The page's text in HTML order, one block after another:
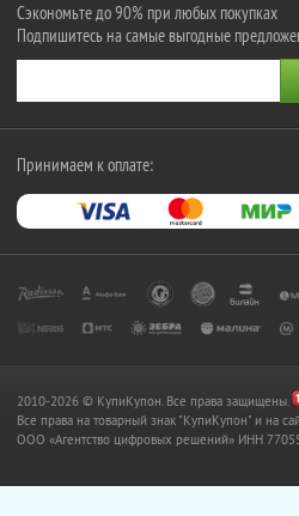
Сэкономьте до 90% при любых покупках
Подпишитесь на самые выгодные
Принимаем к оплате:
2010-2026 © КупиКупон. Все права защищены.
Все права на товарный знак "КупиКупон" и на
OOO «Агентство цифровых решений» ИНН